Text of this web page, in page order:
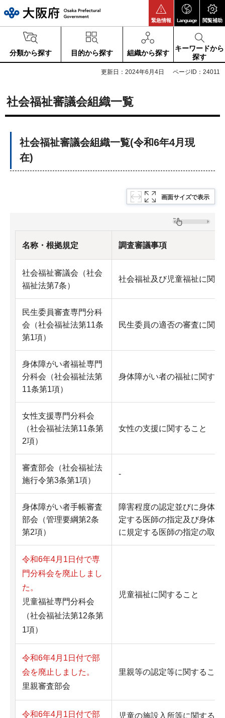
緊急情報 Language 閲覧補助
分類から探す 目的から探す 組織から探す
キーワードから
探す
更新日：2024年6月4日 ページID：24011
社会福祉審議会組織一覧
社会福祉審議会組織一覧(令和6年4月現
在)
画面サイズで表示
名称・根拠規定 調査審議事項
社会福祉審議会（社会
福祉法第7条）
社会福祉及び児童福祉に関す
民生委員審査専門分科
会（社会福祉法第11条
第1項）
民生委員の適否の審査に関す
身体障がい者福祉専門
分科会（社会福祉法第
11条第1項）
身体障がい者の福祉に関する
女性支援専門分科会
（社会福祉法第11条第
2項）
女性の支援に関すること
審査部会（社会福祉法
施行令第3条第1項）
-
身体障がい者手帳審査
部会（管理要綱第2条
第2項）
障害程度の認定並びに身体
定する医師の指定及び身体
に規定する医師の指定の取
令和6年4月1日付で専
門分科会を廃止しまし
た。
児童福祉専門分科会
（社会福祉法第12条第
1項）
児童福祉に関すること
令和6年4月1日付で部
会を廃止しました。
里親審査部会
里親等の認定等に関すること
令和6年4月1日付で部
児童の施設入所等に関するこ